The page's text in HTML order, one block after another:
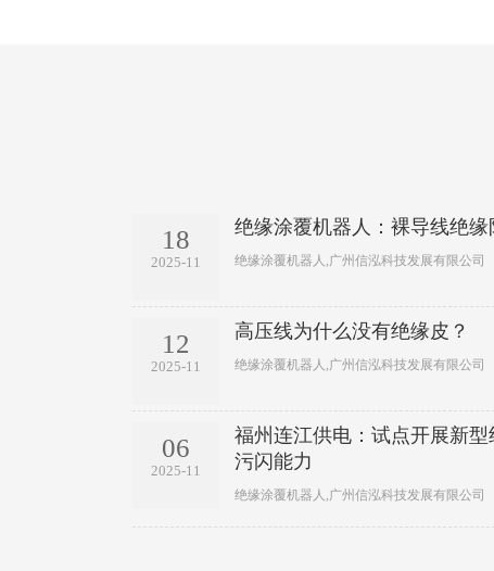
18
2025-11
绝缘涂覆机器人：裸导线绝缘
绝缘涂覆机器人,广州信泓科技发展有限公司
12
2025-11
高压线为什么没有绝缘皮？
绝缘涂覆机器人,广州信泓科技发展有限公司
06
2025-11
福州连江供电：试点开展新
污闪能力
绝缘涂覆机器人,广州信泓科技发展有限公司